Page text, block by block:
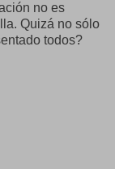
no es
Quizá no sólo
todos?